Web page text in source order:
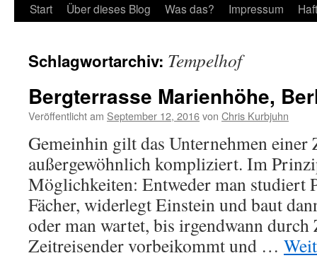
Start Über dieses Blog Was das? Impressum
Schlagwortarchiv: Tempelhof
Bergterrasse Marienhöhe,
Veröffentlicht am September 12, 2016von Chris Kurbjuhn
Gemeinhin gilt das Unternehmen einer
außergewöhnlich kompliziert. Im
Möglichkeiten: Entweder man studiert
Fächer, widerlegt Einstein und baut
oder man wartet, bis irgendwann
Zeitreisender vorbeikommt und …